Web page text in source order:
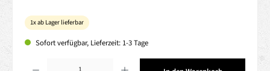
1x ab Lager lieferbar
Sofort verfügbar, Lieferzeit: 1-3 Tage
Produkt Anzahl: Gib den gewünschten Wert ein oder benutze die Schaltflächen um